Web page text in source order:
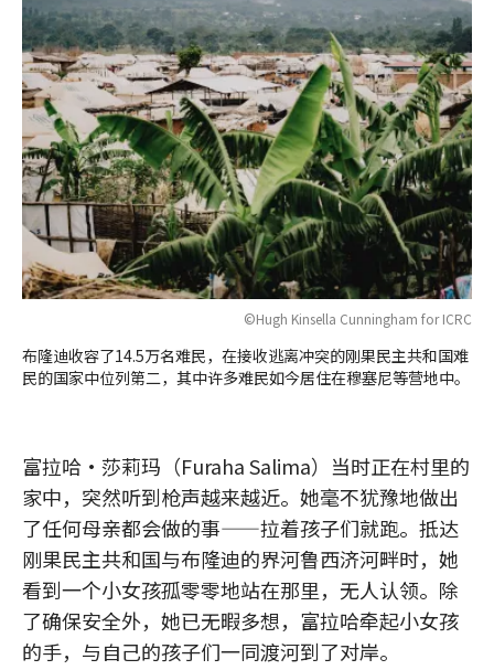
©Hugh Kinsella Cunningham for ICRC
布隆迪收容了14.5万名难民，在接收逃离冲突的刚果民主共和国难
民的国家中位列第二，其中许多难民如今居住在穆塞尼等营地中。
富拉哈·莎莉玛（Furaha Salima）当时正在村里的
家中，突然听到枪声越来越近。她毫不犹豫地做出
了任何母亲都会做的事——拉着孩子们就跑。抵达
刚果民主共和国与布隆迪的界河鲁西济河畔时，她
看到一个小女孩孤零零地站在那里，无人认领。除
了确保安全外，她已无暇多想，富拉哈牵起小女孩
的手，与自己的孩子们一同渡河到了对岸。